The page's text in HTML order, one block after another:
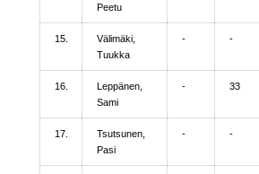
Peetu
15.
Välimäki,
Tuukka
- -
16.
Leppänen,
Sami
- 33
17.
Tsutsunen,
Pasi
- -